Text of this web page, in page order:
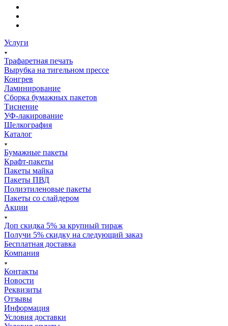
Услуги
Трафаретная печать
Вырубка на тигельном прессе
Конгрев
Ламинирование
Сборка бумажных пакетов
Тиснение
УФ-лакирование
Шелкография
Каталог
Бумажные пакеты
Крафт-пакеты
Пакеты майка
Пакеты ПВД
Полиэтиленовые пакеты
Пакеты со слайдером
Акции
Доп скидка 5% за крупный тираж
Получи 5% скидку на следующий заказ
Бесплатная доставка
Компания
Контакты
Новости
Реквизиты
Отзывы
Информация
Условия доставки